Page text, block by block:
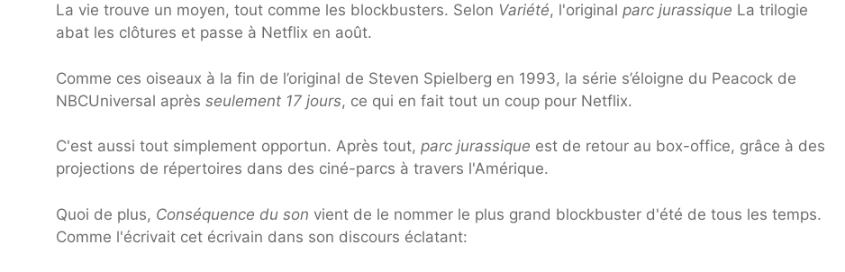
La vie trouve un moyen, tout comme les blockbusters. Selon Variété, l'original parc jurassique La trilogie
abat les clôtures et passe à Netflix en août.
Comme ces oiseaux à la fin de l’original de Steven Spielberg en 1993, la série s’éloigne du Peacock de
NBCUniversal après seulement 17 jours, ce qui en fait tout un coup pour Netflix.
C'est aussi tout simplement opportun. Après tout, parc jurassique est de retour au box-office, grâce à des
projections de répertoires dans des ciné-parcs à travers l'Amérique.
Quoi de plus, Conséquence du son vient de le nommer le plus grand blockbuster d'été de tous les temps.
Comme l'écrivait cet écrivain dans son discours éclatant: